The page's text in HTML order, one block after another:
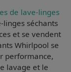
de lave-linges
linges séchants
et se vendent
Whirlpool se
performance,
lavage et le